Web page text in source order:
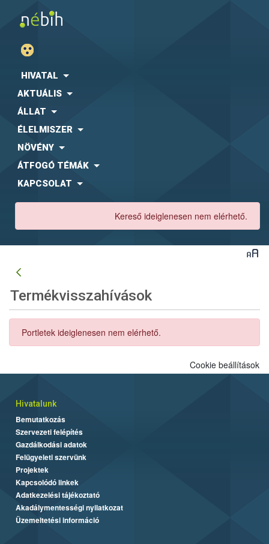
HIVATAL
AKTUÁLIS
ÁLLAT
ÉLELMISZER
NÖVÉNY
ÁTFOGÓ TÉMÁK
KAPCSOLAT
Kereső ideiglenesen nem elérhető.
Termékvisszahívások
Portletek ideiglenesen nem elérhető.
Cookie beállítások
Hivatalunk
Bemutatkozás
Szervezeti felépítés
Gazdálkodási adatok
Felügyeleti szervünk
Projektek
Kapcsolódó linkek
Adatkezelési tájékoztató
Akadálymentességi nyilatkozat
Üzemeltetési információ